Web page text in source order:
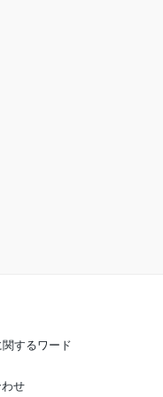
関するワード
せ